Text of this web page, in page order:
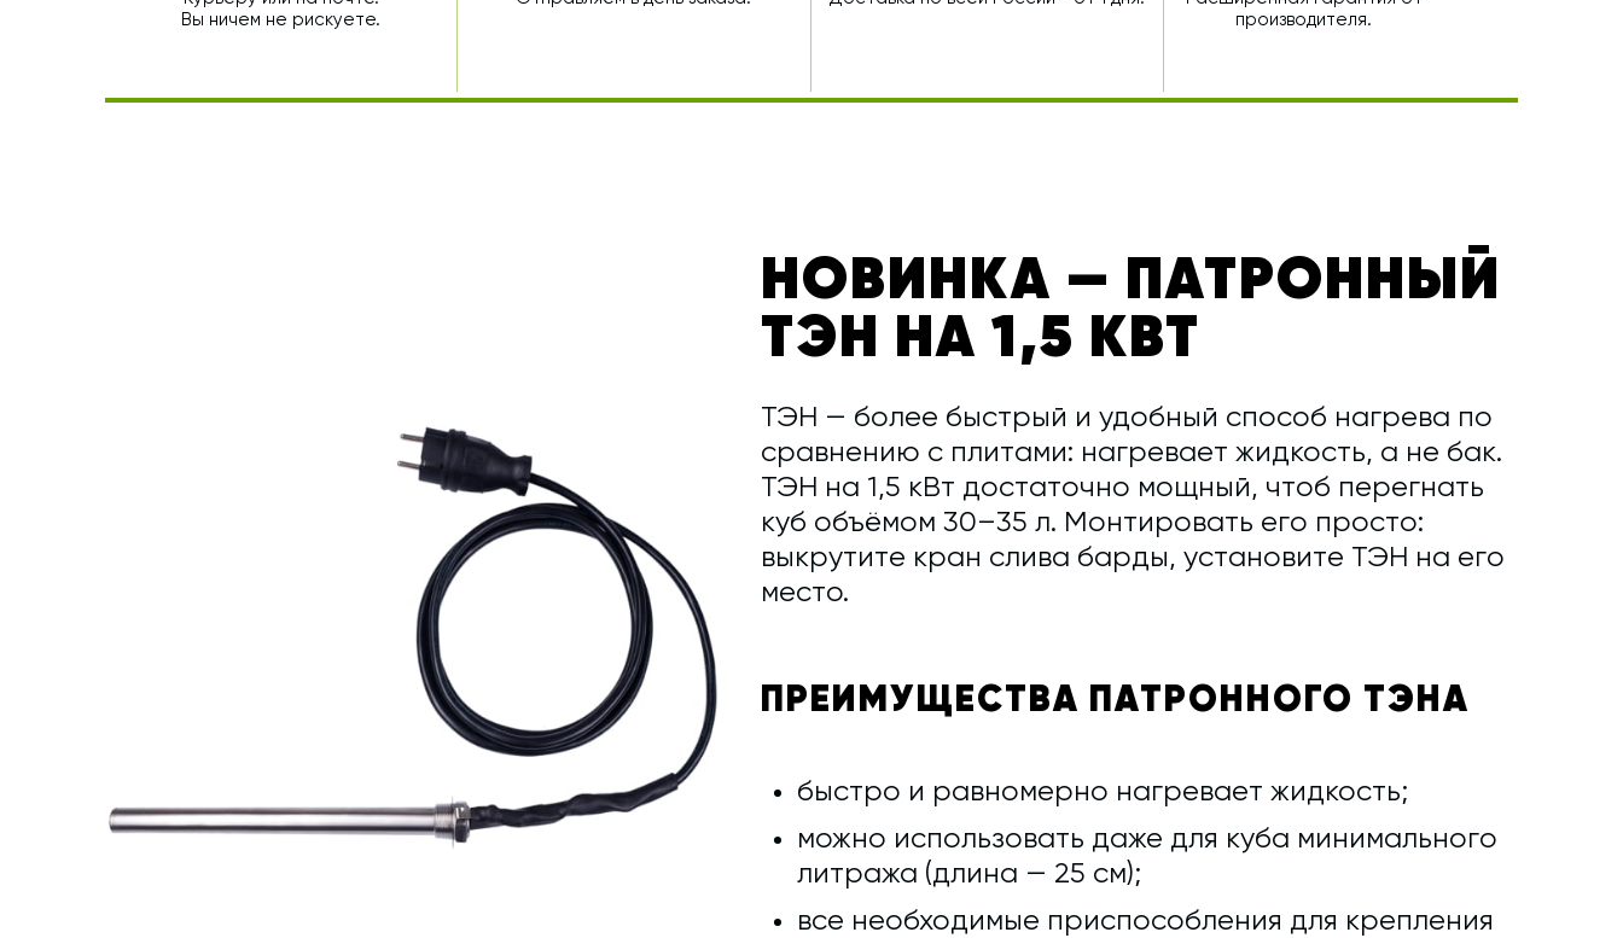
Вы ничем не рискуете.
производителя.
НОВИНКА — ПАТРОННЫЙ
ТЭН НА 1,5 КВТ
ТЭН — более быстрый и удобный способ нагрева по
сравнению с плитами: нагревает жидкость, а не бак.
ТЭН на 1,5 кВт достаточно мощный, чтоб перегнать
куб объёмом 30–35 л. Монтировать его просто:
выкрутите кран слива барды, установите ТЭН на его
место.
ПРЕИМУЩЕСТВА ПАТРОННОГО ТЭНА
быстро и равномерно нагревает жидкость;
можно использовать даже для куба минимального
литража (длина — 25 см);
все необходимые приспособления для крепления